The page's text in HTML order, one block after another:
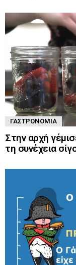
ΓΑΣΤΡΟΝΟΜΊΑ
Στην αρχή
τη συνέχεια